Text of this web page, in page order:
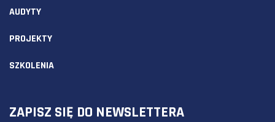
AUDYTY
PROJEKTY
SZKOLENIA
ZAPISZ SIĘ DO NEWSLETTERA